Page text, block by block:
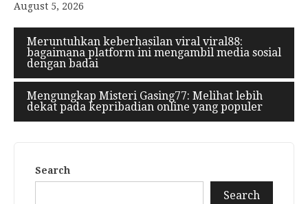
August 5, 2026
Meruntuhkan keberhasilan viral viral88:
bagaimana platform ini mengambil media sosial
dengan badai
Mengungkap Misteri Gasing77: Melihat lebih
dekat pada kepribadian online yang populer
Search
Search